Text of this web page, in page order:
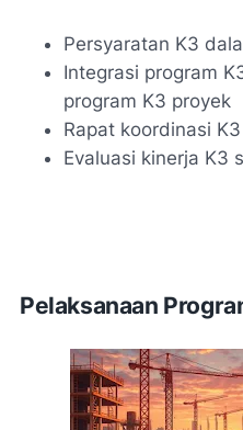
Persyaratan K3
Integrasi program
program K3 proyek
Rapat koordinasi
Evaluasi kinerja K3
Pelaksanaan